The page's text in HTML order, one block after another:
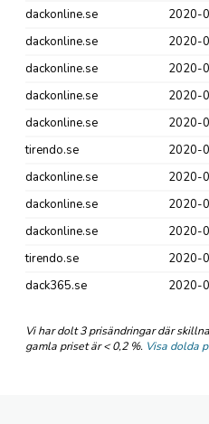
dackonline.se 2020-
dackonline.se
2020-
dackonline.se
2020-
dackonline.se
2020-
dackonline.se
2020-
tirendo.se
2020-
dackonline.se
2020-
dackonline.se
2020-
dackonline.se
2020-
tirendo.se
2020-
dack365.se
2020-
Vi har dolt 3 prisändringar där
gamla priset är < 0,2 %. Visa dolda